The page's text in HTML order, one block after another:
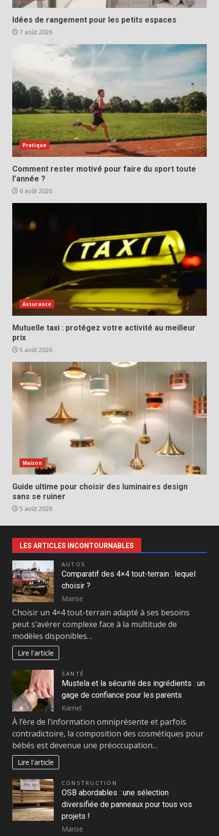
Idées de rangement pour les petits espaces
7 août 2026
Pratique
Comment rester motivé pour faire du sport toute
l’année ?
6 août 2026
Assurance
Mutuelle taxi : protégez votre activité au meilleur
prix
5 août 2026
Maison
Guide ultime pour choisir des luminaires design
sans se ruiner
5 août 2026
LES ARTICLES INCONTOURNABLES
AUTOS
Comparatif des 4×4 tout-terrain : lequel
choisir ?
Marise
Choisir un 4×4 tout-terrain adapté à ses besoins
peut s’avérer complexe face à la multitude de
modèles disponibles…
Lire l'article
SANTÉ
Mustela et la sécurité des ingrédients : un
gage de confiance pour les parents
Kamel
À l’ère de l’information omniprésente et parfois
contradictoire, la composition des cosmétiques pour
bébés est devenue une préoccupation…
Lire l'article
CONSTRUCTION
OSB abordables : une sélection
diversifiée de panneaux pour tous vos
projets !
Marise